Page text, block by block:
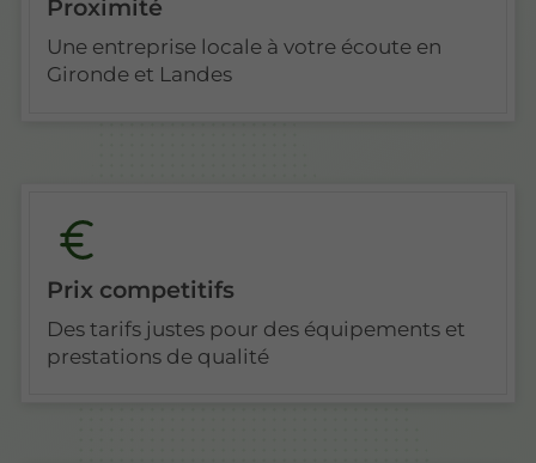
Proximité
Une entreprise locale à votre écoute en
Gironde et Landes
Prix competitifs
Des tarifs justes pour des équipements et
prestations de qualité